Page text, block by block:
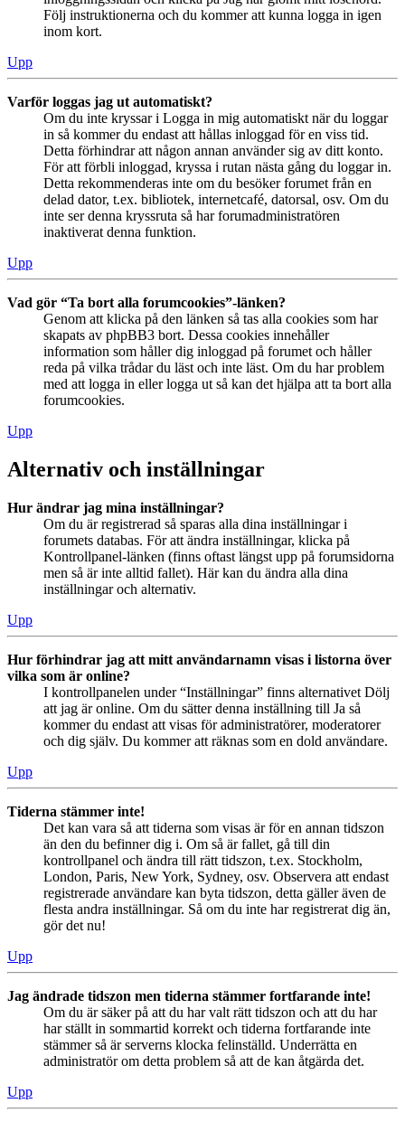
Följ instruktionerna och du kommer att kunna logga in igen
inom kort.
Upp
Varför loggas jag ut automatiskt?
Om du inte kryssar i Logga in mig automatiskt när du loggar
in så kommer du endast att hållas inloggad för en viss tid.
Detta förhindrar att någon annan använder sig av ditt konto.
För att förbli inloggad, kryssa i rutan nästa gång du loggar in.
Detta rekommenderas inte om du besöker forumet från en
delad dator, t.ex. bibliotek, internetcafé, datorsal, osv. Om du
inte ser denna kryssruta så har forumadministratören
inaktiverat denna funktion.
Upp
Vad gör “Ta bort alla forumcookies”-länken?
Genom att klicka på den länken så tas alla cookies som har
skapats av phpBB3 bort. Dessa cookies innehåller
information som håller dig inloggad på forumet och håller
reda på vilka trådar du läst och inte läst. Om du har problem
med att logga in eller logga ut så kan det hjälpa att ta bort alla
forumcookies.
Upp
Alternativ och inställningar
Hur ändrar jag mina inställningar?
Om du är registrerad så sparas alla dina inställningar i
forumets databas. För att ändra inställningar, klicka på
Kontrollpanel-länken (finns oftast längst upp på forumsidorna
men så är inte alltid fallet). Här kan du ändra alla dina
inställningar och alternativ.
Upp
Hur förhindrar jag att mitt användarnamn visas i listorna över
vilka som är online?
I kontrollpanelen under “Inställningar” finns alternativet Dölj
att jag är online. Om du sätter denna inställning till Ja så
kommer du endast att visas för administratörer, moderatorer
och dig själv. Du kommer att räknas som en dold användare.
Upp
Tiderna stämmer inte!
Det kan vara så att tiderna som visas är för en annan tidszon
än den du befinner dig i. Om så är fallet, gå till din
kontrollpanel och ändra till rätt tidszon, t.ex. Stockholm,
London, Paris, New York, Sydney, osv. Observera att endast
registrerade användare kan byta tidszon, detta gäller även de
flesta andra inställningar. Så om du inte har registrerat dig än,
gör det nu!
Upp
Jag ändrade tidszon men tiderna stämmer fortfarande inte!
Om du är säker på att du har valt rätt tidszon och att du har
har ställt in sommartid korrekt och tiderna fortfarande inte
stämmer så är serverns klocka felinställd. Underrätta en
administratör om detta problem så att de kan åtgärda det.
Upp